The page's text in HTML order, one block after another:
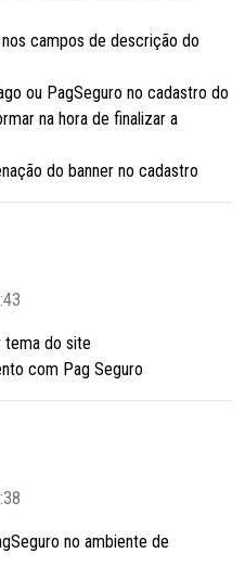
campos de descrição do
ou PagSeguro no cadastro do
na hora de finalizar a
do banner no cadastro
tema do site
com Pag Seguro
no ambiente de